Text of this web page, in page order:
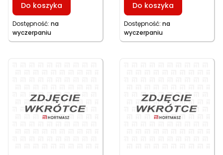
Do koszyka
Dostępność: na
wyczerpaniu
Do koszyka
Dostępność: na
wyczerpaniu